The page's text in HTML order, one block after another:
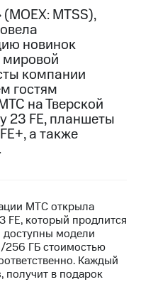
MTSS),
новинок
мировой
компании
гостям
на Тверской
23 FE, планшеты
а также
МТС открыла
FE, который продлится
доступны модели
256 ГБ стоимостью
Каждый
получит в подарок